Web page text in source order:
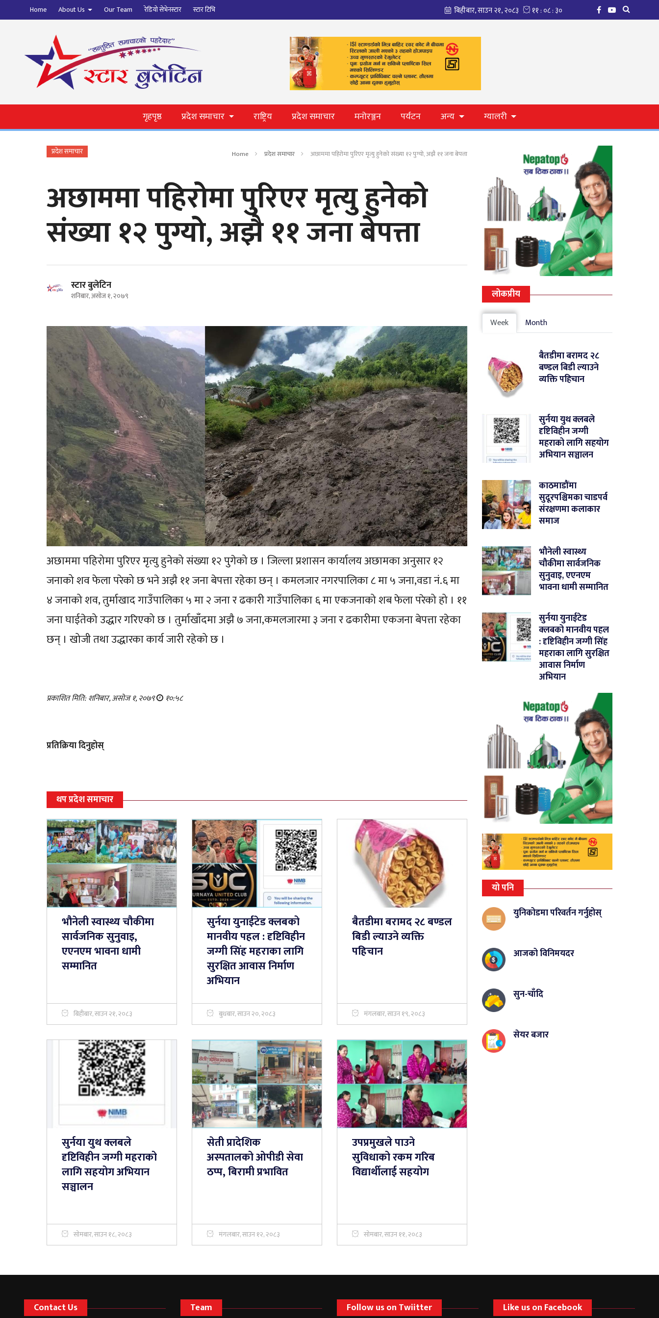
Home About Us Our Team रेडियो सेभेनस्टार स्टार टिभि
गृहपृष्ठ प्रदेश समाचार राष्ट्रिय प्रदेश समाचार मनोरञ्जन पर्यटन अन्य ग्यालरी
प्रदेश समाचार Home प्रदेश समाचार अछाममा पहिरोमा पुरिएर मृत्यु हुनेको संख्या १२ पुग्यो, अझै ११ जना बेपत्ता
अछाममा पहिरोमा पुरिएर मृत्यु हुनेको
संख्या १२ पुग्यो, अझै ११ जना बेपत्ता
स्टार बुलेटिन
शनिबार, असोज १, २०७९
अछाममा पहिरोमा पुरिएर मृत्यु हुनेको संख्या १२ पुगेको छ । जिल्ला प्रशासन कार्यालय अछामका अनुसार १२
जनाको शव फेला परेको छ भने अझै ११ जना बेपत्ता रहेका छन् । कमलजार नगरपालिका ८ मा ५ जना,वडा नं.६ मा
४ जनाको शव, तुर्माखाद गाउँपालिका ५ मा २ जना र ढकारी गाउँपालिका ६ मा एकजनाको शब फेला परेको हो । ११
जना घाईतेको उद्धार गरिएको छ । तुर्माखाँदमा अझै ७ जना,कमलजारमा ३ जना र ढकारीमा एकजना बेपत्ता रहेका
छन् । खोजी तथा उद्धारका कार्य जारी रहेको छ ।
प्रकाशित मिति: शनिबार, असोज १, २०७९ १०:५८
प्रतिक्रिया दिनुहोस्
थप प्रदेश समाचार
भौनेली स्वास्थ्य चौकीमा
सार्वजनिक सुनुवाइ,
एएनएम भावना धामी
सम्मानित
बिहीबार, साउन २१, २०८३
सुर्नया युनाईटेड क्लबको
मानवीय पहल : दृष्टिविहीन
जग्गी सिंह महराका लागि
सुरक्षित आवास निर्माण
अभियान
बुधबार, साउन २०, २०८३
बैतडीमा बरामद २८ बण्डल
बिडी ल्याउने व्यक्ति
पहिचान
मंगलबार, साउन १९, २०८३
सुर्नया युथ क्लबले
दृष्टिविहीन जग्गी महराको
लागि सहयोग अभियान
सञ्चालन
सोमबार, साउन १८, २०८३
सेती प्रादेशिक
अस्पतालको ओपीडी सेवा
ठप्प, बिरामी प्रभावित
मंगलबार, साउन १२, २०८३
उपप्रमुखले पाउने
सुविधाको रकम गरिब
विद्यार्थीलाई सहयोग
सोमबार, साउन ११, २०८३
लोकप्रीय
Week Month
बैतडीमा बरामद २८
बण्डल बिडी ल्याउने
व्यक्ति पहिचान
सुर्नया युथ क्लबले
दृष्टिविहीन जग्गी
महराको लागि सहयोग
अभियान सञ्चालन
काठमाडौंमा
सुदूरपश्चिमका चाडपर्व
संरक्षणमा कलाकार
समाज
भौनेली स्वास्थ्य
चौकीमा सार्वजनिक
सुनुवाइ, एएनएम
भावना धामी सम्मानित
सुर्नया युनाईटेड
क्लबको मानवीय पहल
: दृष्टिविहीन जग्गी सिंह
महराका लागि सुरक्षित
आवास निर्माण
अभियान
यो पनि
युनिकोडमा परिवर्तन गर्नुहोस्
आजको विनिमयदर
सुन-चाँदि
सेयर बजार
Contact Us Team Follow us on Twiitter Like us on Facebook